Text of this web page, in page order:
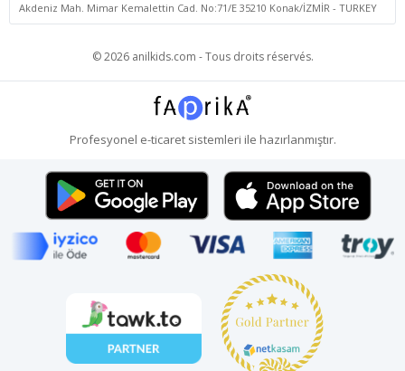
Akdeniz Mah. Mimar Kemalettin Cad. No:71/E 35210 Konak/İZMİR - TURKEY
© 2026 anilkids.com - Tous droits réservés.
Profesyonel e-ticaretsistemleri ile hazırlanmıştır.